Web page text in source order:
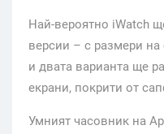
Най-вероятно iWatch
версии – с размери на
и двата варианта ще
екрани, покрити от
Умният часовник на